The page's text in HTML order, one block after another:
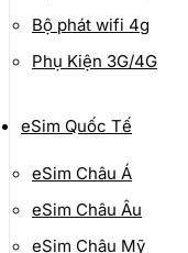
Bộ phát wifi 4g
Phụ Kiện 3G/4G
eSim Quốc Tế
eSim Châu Á
eSim Châu Âu
eSim Châu Mỹ